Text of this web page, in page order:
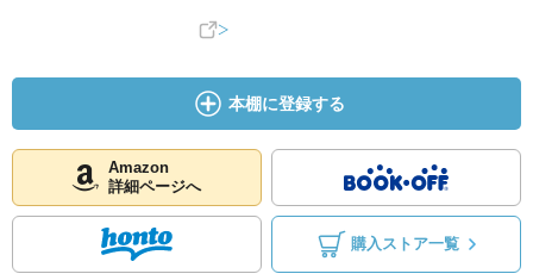
本棚に登録する
Amazon
詳細ページへ
購入ストア一覧